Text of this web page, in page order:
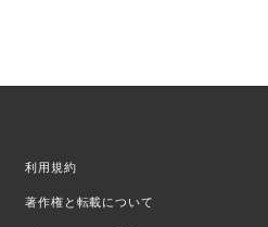
利用規約
著作権と転載について